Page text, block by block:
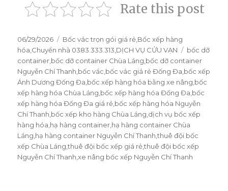
Rate this post
Đăng
vào
ngày
06/29/2026
Danh
mục
Bốc vác trọn gói giá rẻ Bốc xếp hàng
hóa Chuyển nhà 0383.333.313 DỊCH VỤ CỬU VẠN Thẻ
bốc dỡ
container bốc dỡ container Chùa Láng bốc dỡ container
Nguyễn Chí Thanh bốc vác bốc vác giá rẻ Đống Đa bốc xếp
Ánh Dương Đống Đa bốc xếp hàng hóa bằng xe nâng bốc
xếp hàng hóa Chùa Láng bốc xếp hàng hóa Đống Đa bốc
xếp hàng hóa Đống Đa giá rẻ bốc xếp hàng hóa Nguyễn
Chí Thanh bốc xếp kho hàng Chùa Láng dịch vụ bốc xếp
hàng hóa hạ hàng container hạ hàng container Chùa
Láng hạ hàng container Nguyễn Chí Thanh ,thuê đội bốc
xếp Chùa Láng ,thuê đội bốc xếp giá rẻ,thuê đội bốc xếp
Nguyễn Chí Thanh ,xe nâng bốc xếp Nguyễn Chí Thanh